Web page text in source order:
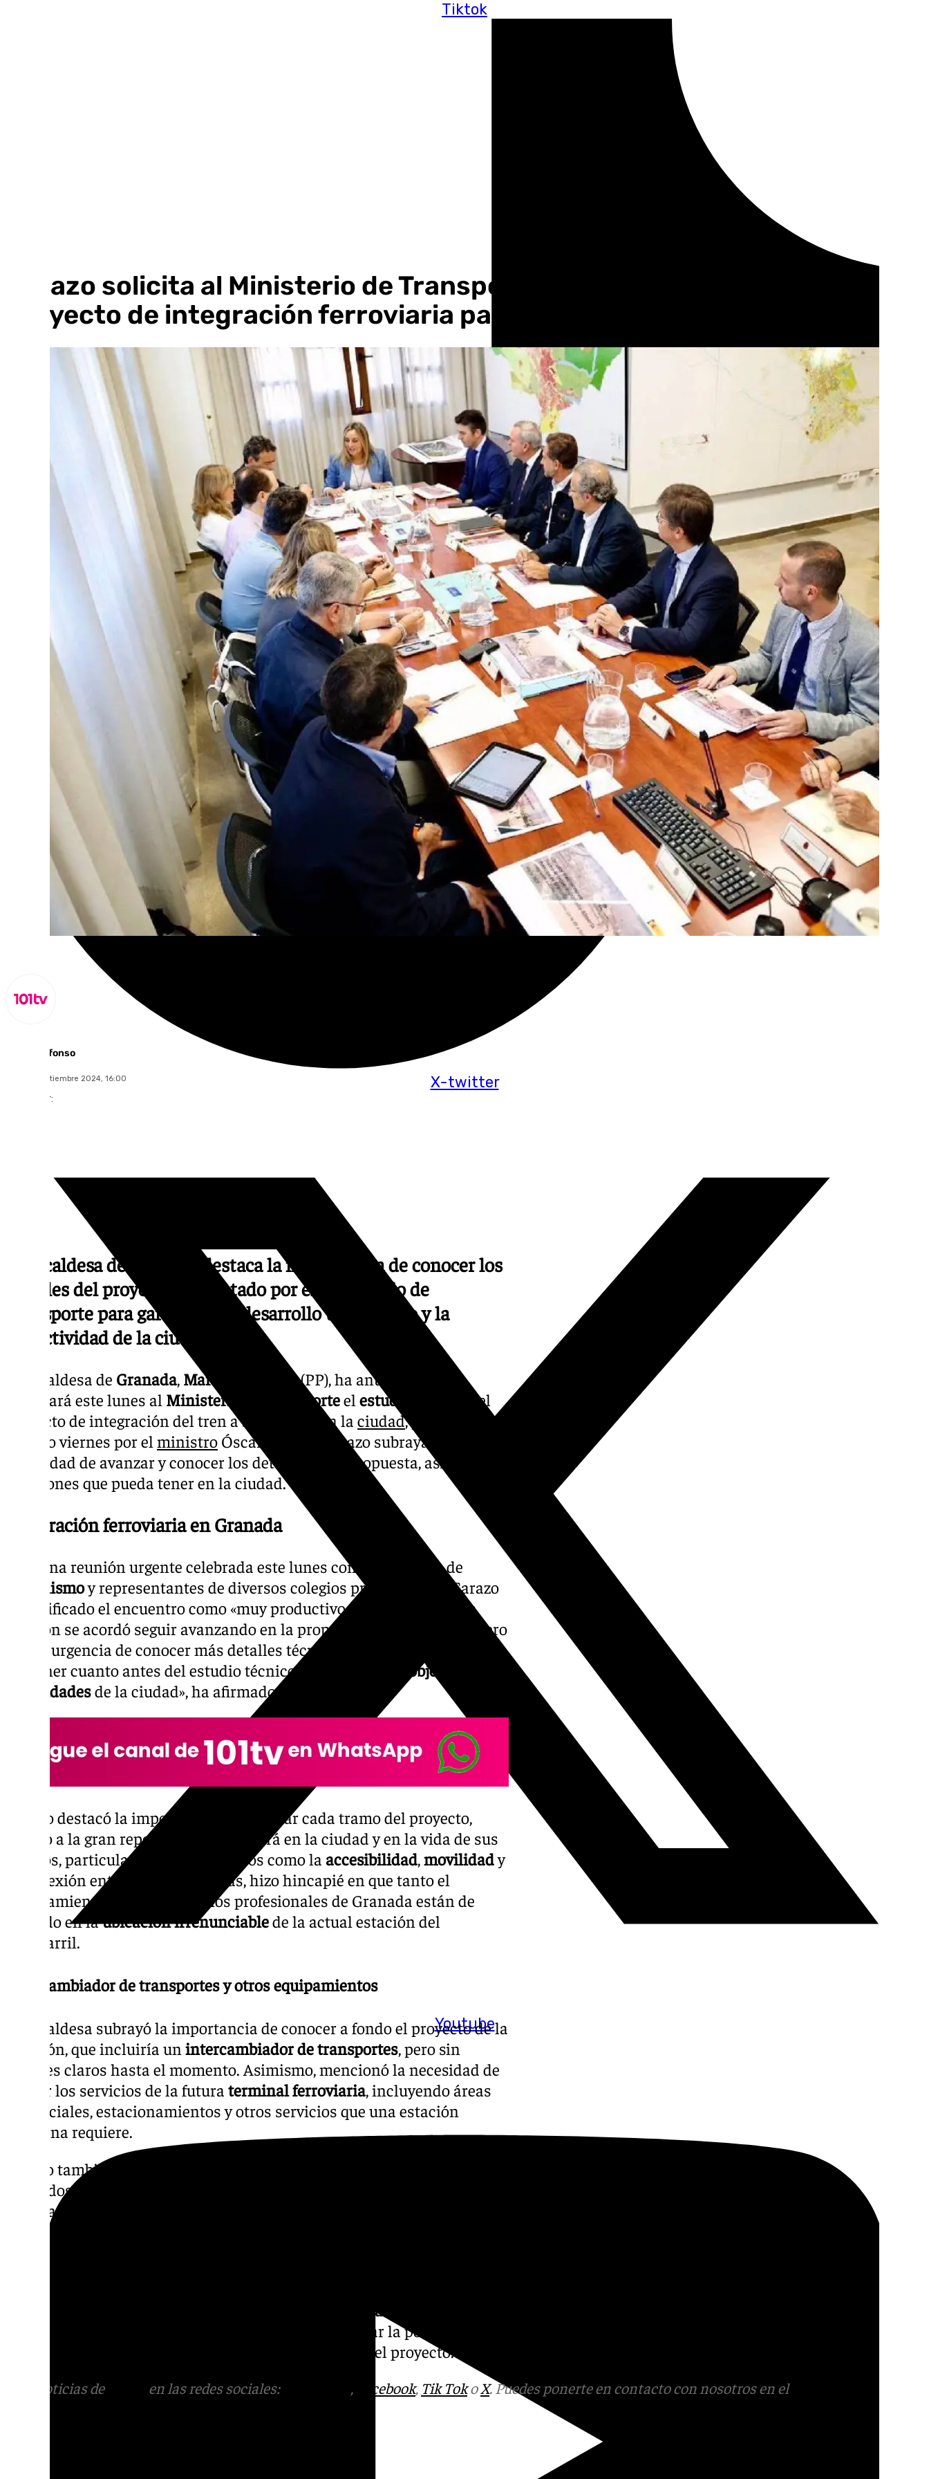
Tiktok
X-twitter
Youtube
Carazo solicita al Ministerio de Transporte el estudio técnico del
proyecto de integración ferroviaria para avanzar en Granada
Miguel Alfonso
lunes, 9 septiembre 2024, 16:00
Compartir:
La alcaldesa de Granada destaca la importancia de conocer los
detalles del proyecto presentado por el Ministerio de
Transporte para garantizar el desarrollo urbanístico y la
conectividad de la ciudad.
La alcaldesa de Granada, Marifrán Carazo(PP), ha anunciado que
solicitará este lunes al Ministerio de Transporteel estudio técnico
del
proyecto de integración del tren a su entrada en la ciudad, presentado el
pasado viernes por el ministro Óscar Puente. Carazo subraya la
necesidad de avanzar y conocer los detalles de la propuesta, así como las
afecciones que pueda tener en la ciudad.
Integración ferroviaria en Granada
Tras una reunión urgente celebrada este lunes con los técnicos de
Urbanismoy representantes de diversos colegios profesionales, Carazo
ha calificado el encuentro como «muy productivo y necesario». En la
reunión se acordó seguir avanzando en la propuesta del Ministerio, pero
con la urgencia de conocer más detalles técnicos. «Es imprescindible
disponer cuanto antes del estudio técnico para definir los
objetivos y
necesidadesde la ciudad», ha afirmado la alcaldesa.
Carazo destacó la importancia de analizar cada tramo del proyecto,
debido a la gran repercusión que tendrá en la ciudad y en la vida de sus
vecinos, particularmente en aspectos como la accesibilidad,movilidady
la conexión entre barrios. Además, hizo hincapié en que tanto el
Ayuntamiento como los colegios profesionales de Granada están de
acuerdo en laubicación irrenunciablede la actual estación del
ferrocarril.
Intercambiador de transportes y otros equipamientos
La alcaldesa subrayó la importancia de conocer a fondo el proyecto de la
estación, que incluiría un intercambiador de transportes, pero sin
detalles claros hasta el momento. Asimismo, mencionó la necesidad de
definir los servicios de la futura terminal ferroviaria, incluyendo áreas
comerciales, estacionamientos y otros servicios que una estación
moderna requiere.
Carazo también expresó su preocupación por los barrios directamente
afectados por el proyecto, como
de garantizar la conexión entre estas zonas. Además, pidió conocer el
Estación de Mercancías
, además de explorar la posibilidad de
para la ejecución del proyecto.
Más noticias de en las redes sociales: , Facebook, Tik TokoX. Puedes ponerte en contacto con nosotros en el